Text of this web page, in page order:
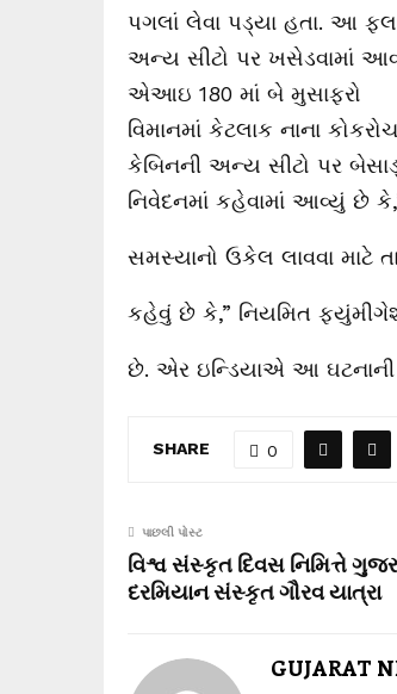
પગલાં લેવા પડ્યા હતા. આ
અન્ય સીટો પર ખસેડવામાં
એઆઇ 180 માં બે મુસાફરો
વિમાનમાં કેટલાક નાના
કેબિનની અન્ય સીટો પર
નિવેદનમાં કહેવામાં આવ્યું છે
સમસ્યાનો ઉકેલ લાવવા માટે
કહેવું છે કે,” નિયમિત
છે. એર ઇન્ડિયાએ આ
SHARE 0
પાછલી પોસ્ટ
વિશ્વ સંસ્કૃત દિવસ નિમિત્તે
દરમિયાન સંસ્કૃત ગૌરવ યાત્રા
GUJARAT